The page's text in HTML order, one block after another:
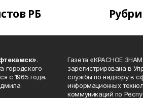
РБ
.
городского
с 1965 года.
Газета «КРАСНОЕ
зарегистрирована в
службы по надзору в
информационных
коммуникаций по